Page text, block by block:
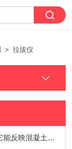
> 拉拔仪
详解混凝土流变仪工作原理：为什么它能反映混凝土性能？